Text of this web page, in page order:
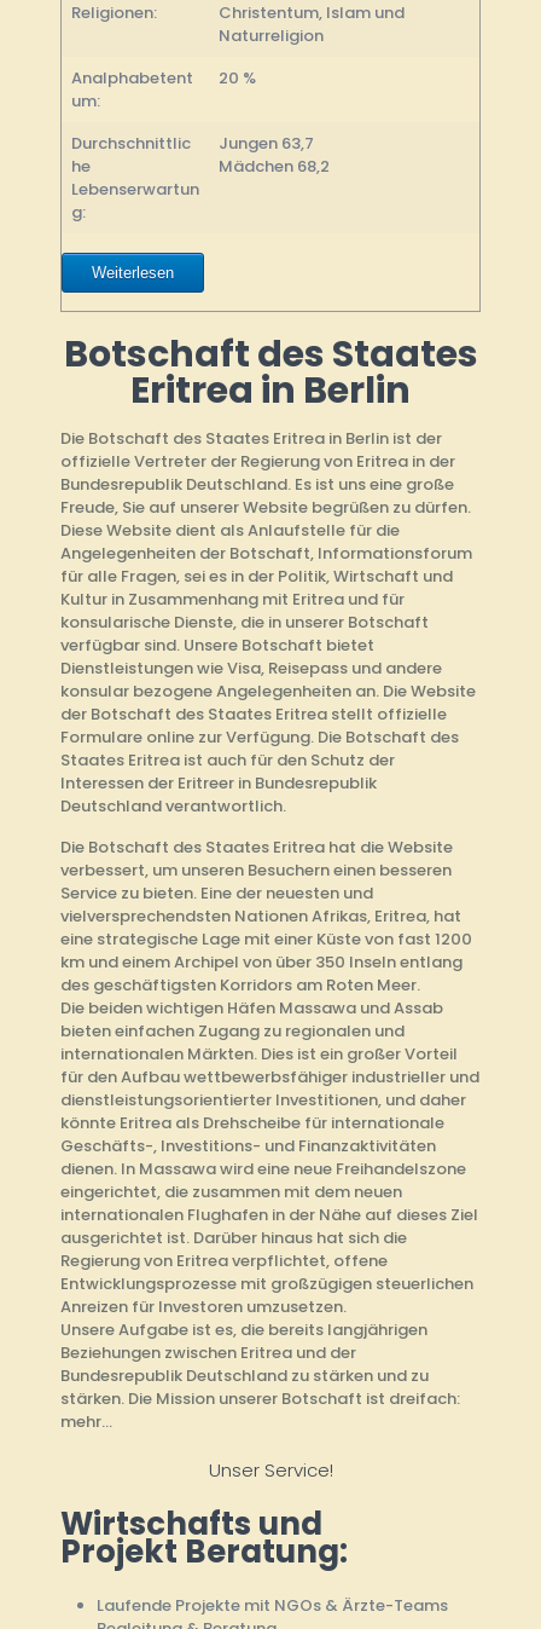
Religionen:
Christentum, Islam und
Naturreligion
Analphabetent
um:
20 %
Durchschnittlic
he
Lebenserwartun
g:
Jungen 63,7
Mädchen 68,2
Weiterlesen
Botschaft des Staates
Eritrea in Berlin
Die Botschaft des Staates Eritrea in Berlin ist der
offizielle Vertreter der Regierung von Eritrea in der
Bundesrepublik Deutschland. Es ist uns eine große
Freude, Sie auf unserer Website begrüßen zu dürfen.
Diese Website dient als Anlaufstelle für die
Angelegenheiten der Botschaft, Informationsforum
für alle Fragen, sei es in der Politik, Wirtschaft und
Kultur in Zusammenhang mit Eritrea und für
konsularische Dienste, die in unserer Botschaft
verfügbar sind. Unsere Botschaft bietet
Dienstleistungen wie Visa, Reisepass und andere
konsular bezogene Angelegenheiten an. Die Website
der Botschaft des Staates Eritrea stellt offizielle
Formulare online zur Verfügung. Die Botschaft des
Staates Eritrea ist auch für den Schutz der
Interessen der Eritreer in Bundesrepublik
Deutschland verantwortlich.
Die Botschaft des Staates Eritrea hat die Website
verbessert, um unseren Besuchern einen besseren
Service zu bieten. Eine der neuesten und
vielversprechendsten Nationen Afrikas, Eritrea, hat
eine strategische Lage mit einer Küste von fast 1200
km und einem Archipel von über 350 Inseln entlang
des geschäftigsten Korridors am Roten Meer.
Die beiden wichtigen Häfen Massawa und Assab
bieten einfachen Zugang zu regionalen und
internationalen Märkten. Dies ist ein großer Vorteil
für den Aufbau wettbewerbsfähiger industrieller und
dienstleistungsorientierter Investitionen, und daher
könnte Eritrea als Drehscheibe für internationale
Geschäfts-, Investitions- und Finanzaktivitäten
dienen. In Massawa wird eine neue Freihandelszone
eingerichtet, die zusammen mit dem neuen
internationalen Flughafen in der Nähe auf dieses Ziel
ausgerichtet ist. Darüber hinaus hat sich die
Regierung von Eritrea verpflichtet, offene
Entwicklungsprozesse mit großzügigen steuerlichen
Anreizen für Investoren umzusetzen.
Unsere Aufgabe ist es, die bereits langjährigen
Beziehungen zwischen Eritrea und der
Bundesrepublik Deutschland zu stärken und zu
stärken. Die Mission unserer Botschaft ist dreifach:
mehr...
Unser Service!
Wirtschafts und
Projekt Beratung:
Laufende Projekte mit NGOs & Ärzte-Teams